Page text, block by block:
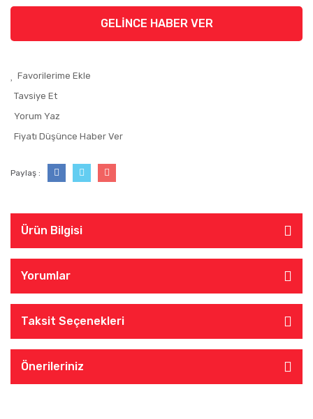
GELİNCE HABER VER
Tavsiye Et
Yorum Yaz
Fiyatı Düşünce Haber Ver
Paylaş :
Ürün Bilgisi
Yorumlar
Taksit Seçenekleri
Önerileriniz